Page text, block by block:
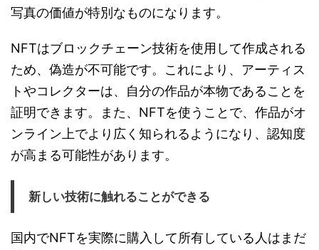
写真の価値が特別なものになります。
NFTはブロックチェーン技術を使用して作成される
ため、偽造が不可能です。これにより、アーティス
トやコレクターは、自分の作品が本物であることを
証明できます。また、NFTを使うことで、作品がオ
ンライン上でより広く知られるようになり、認知度
が高まる可能性があります。
新しい技術に触れることができる
国内でNFTを実際に購入して所有している人はまだ